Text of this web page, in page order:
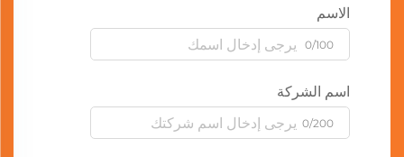
الاسم
0/100
اسم الشركة
0/200